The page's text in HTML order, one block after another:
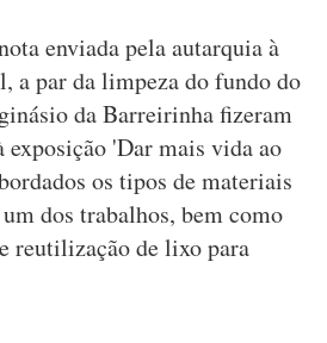
enviada pela autarquia à
a par da limpeza do fundo do
da Barreirinha fizeram
'Dar mais vida ao
os tipos de materiais
dos trabalhos, bem como
reutilização de lixo para